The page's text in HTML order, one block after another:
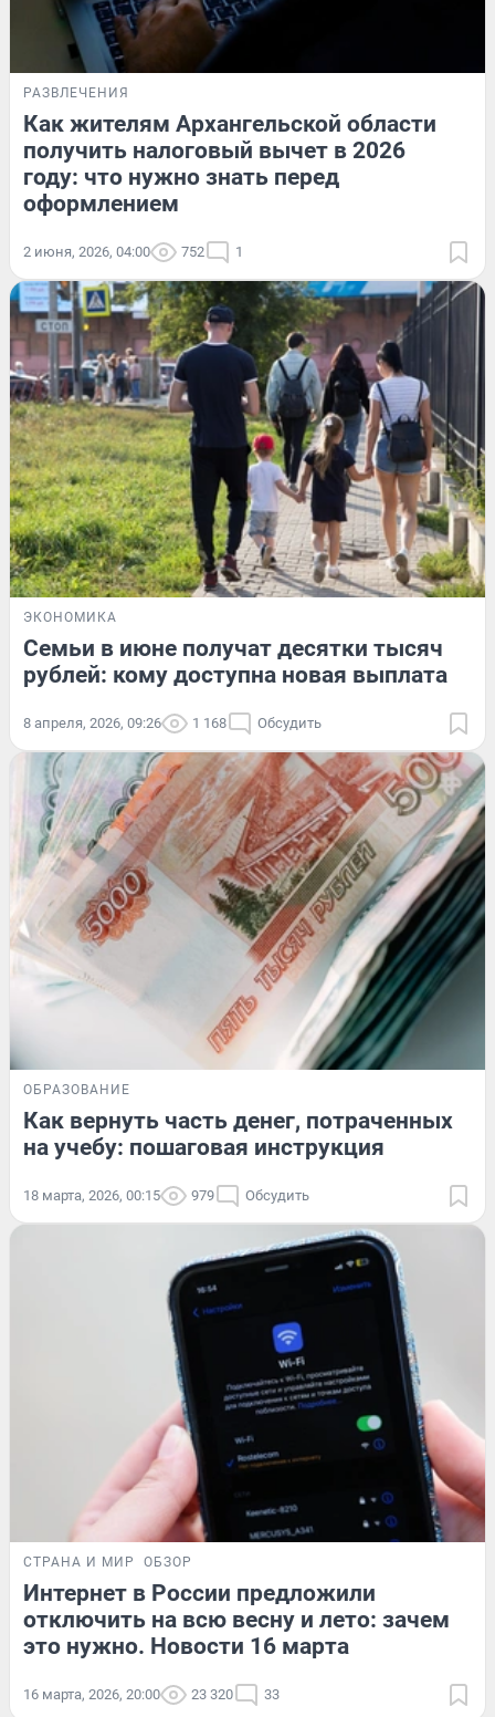
РАЗВЛЕЧЕНИЯ
Как жителям Архангельской области
получить налоговый вычет в 2026
году: что нужно знать перед
оформлением
2 июня, 2026, 04:00 752 1
ЭКОНОМИКА
Семьи в июне получат десятки тысяч
рублей: кому доступна новая выплата
8 апреля, 2026, 09:26 1 168 Обсудить
ОБРАЗОВАНИЕ
Как вернуть часть денег, потраченных
на учебу: пошаговая инструкция
18 марта, 2026, 00:15 979 Обсудить
СТРАНА И МИР ОБЗОР
Интернет в России предложили
отключить на всю весну и лето: зачем
это нужно. Новости 16 марта
16 марта, 2026, 20:00 23 320 33